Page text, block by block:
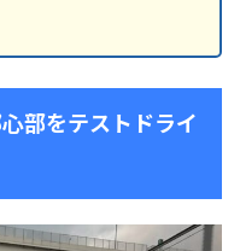
部をテストドライ